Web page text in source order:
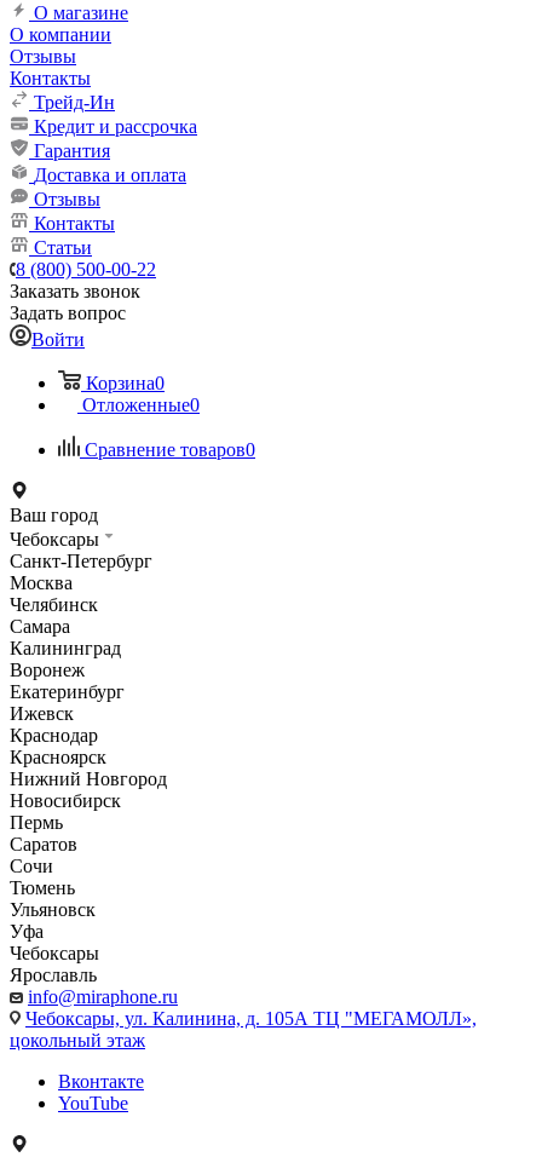
О магазине
О компании
Отзывы
Контакты
Трейд-Ин
Кредит и рассрочка
Гарантия
Доставка и оплата
Отзывы
Контакты
Статьи
8 (800) 500-00-22
Заказать звонок
Задать вопрос
Войти
Корзина0
Отложенные0
Сравнение товаров0
Ваш город
Чебоксары
Санкт-Петербург
Москва
Челябинск
Самара
Калининград
Воронеж
Екатеринбург
Ижевск
Краснодар
Красноярск
Нижний Новгород
Новосибирск
Пермь
Саратов
Сочи
Тюмень
Ульяновск
Уфа
Чебоксары
Ярославль
info@miraphone.ru
Чебоксары, ул. Калинина, д. 105А ТЦ "МЕГАМОЛЛ»,
цокольный этаж
Вконтакте
YouTube